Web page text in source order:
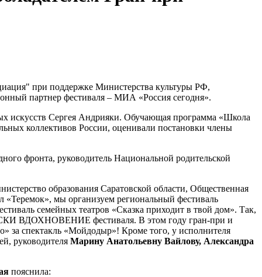
при поддержке Министерства культуры РФ,
партнер фестиваля – МИА «Россия сегодня».
искусств Сергея Андрияки. Обучающая программа «Школа
коллективов России, оценивали постановки члены
фронта, руководитель Национальной родительской
образования Саратовской области, Общественная
мы организуем региональный фестиваль
семейных театров «Сказка приходит в твой дом». Так,
ВДОХНОВЕНИЕ фестиваля. В этом году гран-при и
спектакль «Мойдодыр»! Кроме того, у исполнителя
руководителя Марину Анатольевну Вайлову, Александра
пояснила: